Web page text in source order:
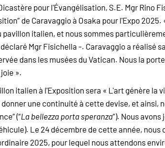
pour l'Évangélisation, S.E. Mgr Rino
de Caravaggio à Osaka pour l'Expo
pavillon italien, et nous sommes
Mgr Fisichella -. Caravaggio a réalisé
dans les musées du Vatican. Nous la
».
italien à l'Exposition sera « L'art génère la
une continuité à cette devise, et ainsi,
(“La bellezza porta speranza”). Nous
Le 24 décembre de cette année,
2025, pour lequel nous attendons